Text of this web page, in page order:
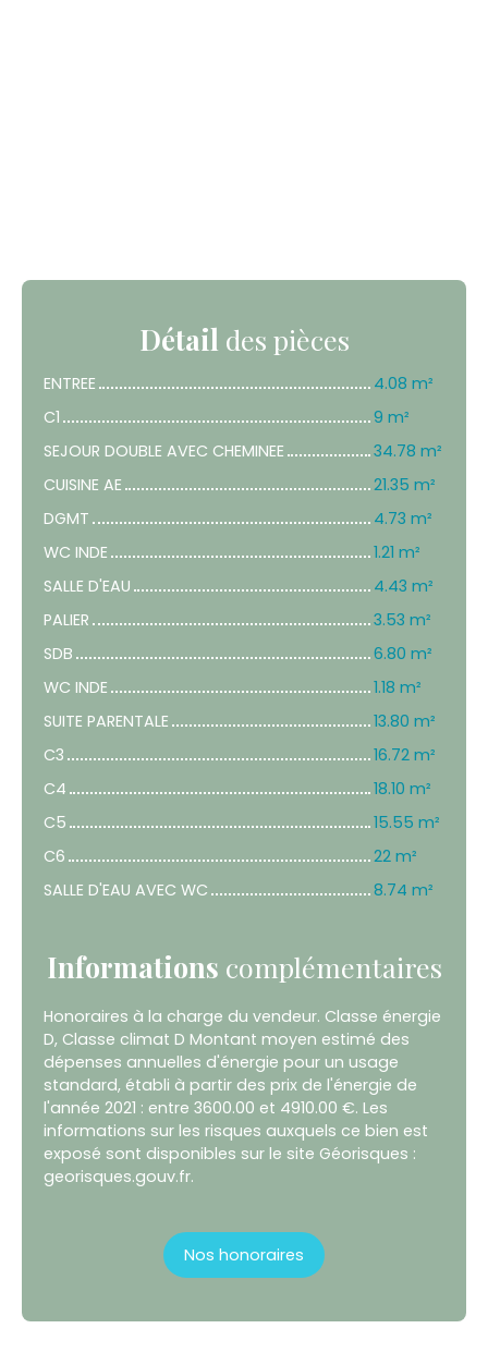
Détail des pièces
ENTREE
4.08 m²
C1
9 m²
SEJOUR DOUBLE AVEC CHEMINEE
34.78 m²
CUISINE AE
21.35 m²
DGMT
4.73 m²
WC INDE
1.21 m²
SALLE D'EAU
4.43 m²
PALIER
3.53 m²
SDB
6.80 m²
WC INDE
1.18 m²
SUITE PARENTALE
13.80 m²
C3
16.72 m²
C4
18.10 m²
C5
15.55 m²
C6
22 m²
SALLE D'EAU AVEC WC
8.74 m²
Informations complémentaires
Honoraires à la charge du vendeur. Classe énergie
D, Classe climat D Montant moyen estimé des
dépenses annuelles d'énergie pour un usage
standard, établi à partir des prix de l'énergie de
l'année 2021 : entre 3600.00 et 4910.00 €. Les
informations sur les risques auxquels ce bien est
exposé sont disponibles sur le site Géorisques :
georisques.gouv.fr.
Nos honoraires